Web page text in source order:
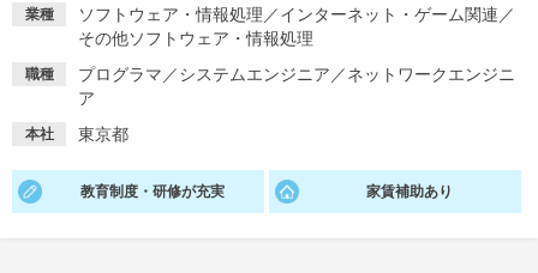
イベントを探す スカウト
就活支援
就活ノウハウが満載！
就活コラム
お役立ち記事・相談室など
業種 ソフトウェア・情報処理 ／インターネット・ゲーム関連 ／
その他ソフトウェア・情報処理
職種 プログラマ ／システムエンジニア ／ネットワークエンジニ
ア
本社 東京都
教育制度・研修が充実 家賃補助あり